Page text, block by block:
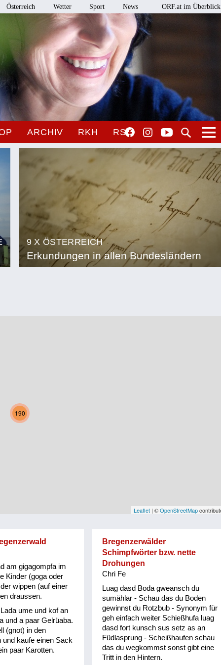
Österreich Wetter Sport News ORF.at im Überblick
ARCHIV RKH RSO
9 X ÖSTERREICH
Erkundungen in allen Bundesländern
190
Leaflet | ©OpenStreetMap
am gigagompfa im
Kinder (goga oder
wippen (auf einer
draussen.
Lada ume und kof an
und a paar Gelrüaba.
(gnot) in den
und kaufe einen Sack
paar Karotten.
Bregenzerwälder
Schimpfwörter bzw. nette
Drohungen
Chri Fe
Luag dasd Boda gweansch du
sumählar - Schau das du Boden
gewinnst du Rotzbub - Synonym für
geh einfach weiter Schießhufa luag
dasd fort kunsch sus setz as an
Füdlasprung - Scheißhaufen schau
das du wegkommst sonst gibt eine
Tritt in den Hintern.